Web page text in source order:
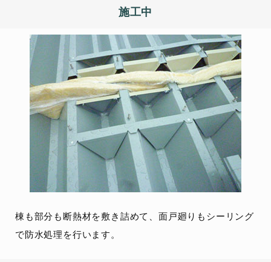
施工中
棟も部分も断熱材を敷き詰めて、面戸廻りもシーリング
で防水処理を行います。